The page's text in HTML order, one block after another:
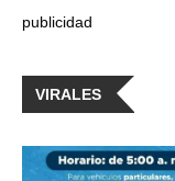
publicidad
VIRALES